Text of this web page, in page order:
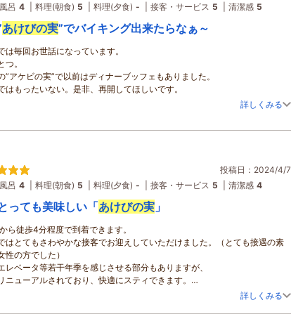
風呂 4 料理(朝食) 5 料理(夕食) - 接客・サービス 5 清潔感 5
あけびの実”でバイキング出来たらなぁ～
は毎回お世話になっています。
つ。
”アケビの実”で以前はディナーブッフェもありました。
はもったいない。是非、再開してほしいです。
詳しくみる
投稿日：2024/4/7
風呂 4 料理(朝食) 5 料理(夕食) - 接客・サービス 5 清潔感 4
っても美味しい「あけびの実 」
ら徒歩4分程度で到着できます。
はとてもさわやかな接客でお迎えしていただけました。（とても接遇の素
性の方でした）
レベータ等若干年季を感じさせる部分もありますが、
ニューアルされており、快適にスティできます。
」でいただくことができま
詳しくみる